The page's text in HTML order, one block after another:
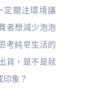
定關注環境議
者想減少泡泡
考純皂生活的
貨，是不是就
象？